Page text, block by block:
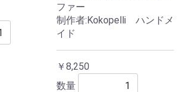
ファー
制作者:Kokopelli ハンドメ
イド
￥8,250
数量